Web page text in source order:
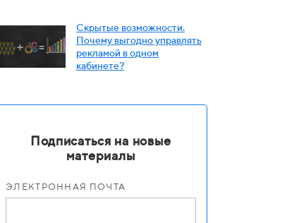
Скрытые возможности.
Почему выгодно управлять
рекламой в одном
кабинете?
Подписаться на новые
материалы
ЭЛЕКТРОННАЯ ПОЧТА